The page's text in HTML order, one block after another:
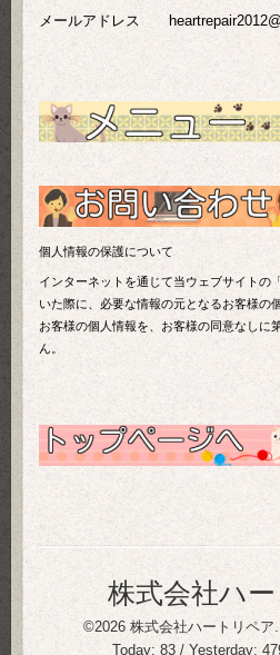
メールアドレス
個人情報の保護について
インターネットを通じて当ウェブサイトの
いた際に、必要な情報の元となるお客様の
お客様の個人情報を、お客様の同意なしに
ん。
株式会社ハ
©2026 株式会社ハートリペア
Today: 83 / Yesterday: